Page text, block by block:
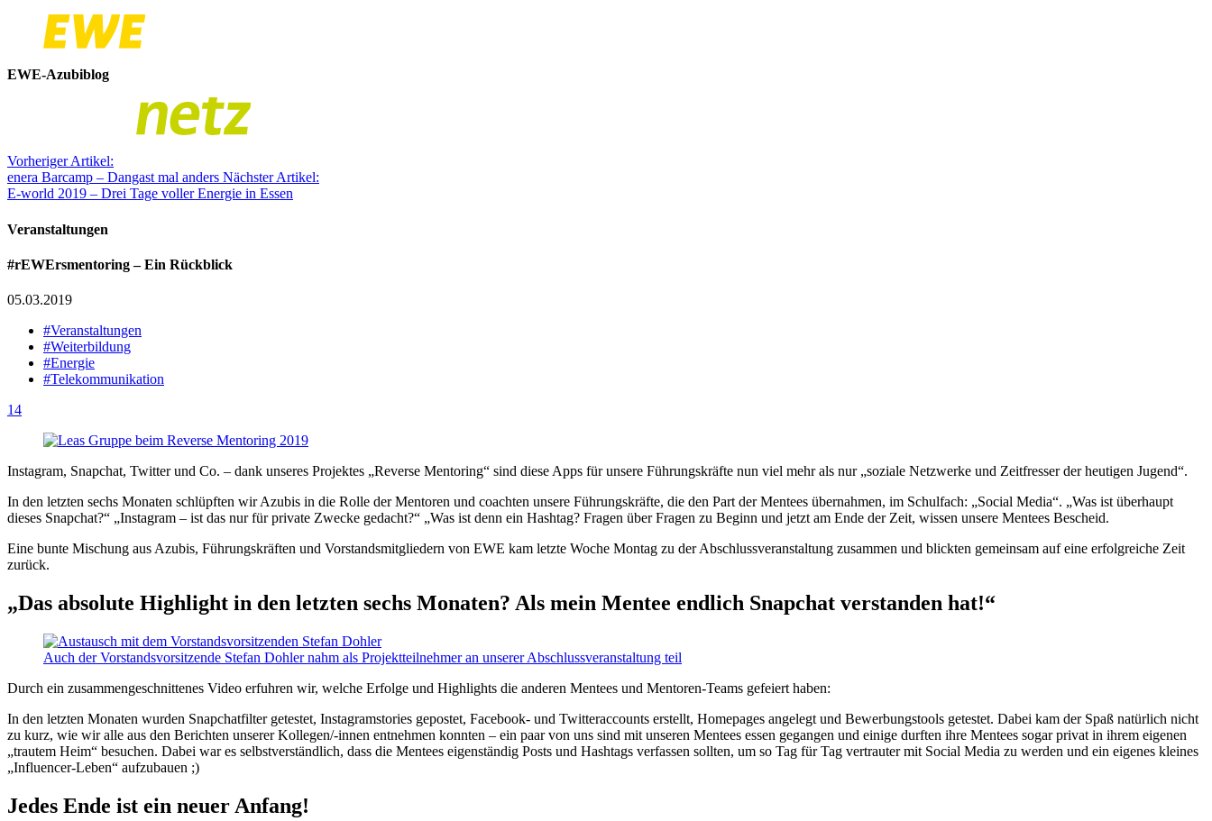
EWE-Azubiblog
Vorheriger Artikel:
enera Barcamp – Dangast mal anders Nächster Artikel:
E-world 2019 – Drei Tage voller Energie in Essen
Veranstaltungen
#rEWErsmentoring – Ein Rückblick
05.03.2019
#Veranstaltungen
#Weiterbildung
#Energie
#Telekommunikation
14
Instagram, Snapchat, Twitter und Co. – dank unseres Projektes „Reverse Mentoring“ sind diese Apps für unsere Führungskräfte nun viel mehr als nur „soziale Netzwerke und Zeitfresser der heutigen Jugend“.
In den letzten sechs Monaten schlüpften wir Azubis in die Rolle der Mentoren und coachten unsere Führungskräfte, die den Part der Mentees übernahmen, im Schulfach: „Social Media“. „Was ist überhaupt
dieses Snapchat?“ „Instagram – ist das nur für private Zwecke gedacht?“ „Was ist denn ein Hashtag? Fragen über Fragen zu Beginn und jetzt am Ende der Zeit, wissen unsere Mentees Bescheid.
Eine bunte Mischung aus Azubis, Führungskräften und Vorstandsmitgliedern von EWE kam letzte Woche Montag zu der Abschlussveranstaltung zusammen und blickten gemeinsam auf eine erfolgreiche Zeit
zurück.
„Das absolute Highlight in den letzten sechs Monaten? Als mein Mentee endlich Snapchat verstanden hat!“
Auch der Vorstandsvorsitzende Stefan Dohler nahm als Projektteilnehmer an unserer Abschlussveranstaltung teil
Durch ein zusammengeschnittenes Video erfuhren wir, welche Erfolge und Highlights die anderen Mentees und Mentoren-Teams gefeiert haben:
In den letzten Monaten wurden Snapchatfilter getestet, Instagramstories gepostet, Facebook- und Twitteraccounts erstellt, Homepages angelegt und Bewerbungstools getestet. Dabei kam der Spaß natürlich nicht
zu kurz, wie wir alle aus den Berichten unserer Kollegen/-innen entnehmen konnten – ein paar von uns sind mit unseren Mentees essen gegangen und einige durften ihre Mentees sogar privat in ihrem eigenen
„trautem Heim“ besuchen. Dabei war es selbstverständlich, dass die Mentees eigenständig Posts und Hashtags verfassen sollten, um so Tag für Tag vertrauter mit Social Media zu werden und ein eigenes kleines
„Influencer-Leben“ aufzubauen ;)
Jedes Ende ist ein neuer Anfang!